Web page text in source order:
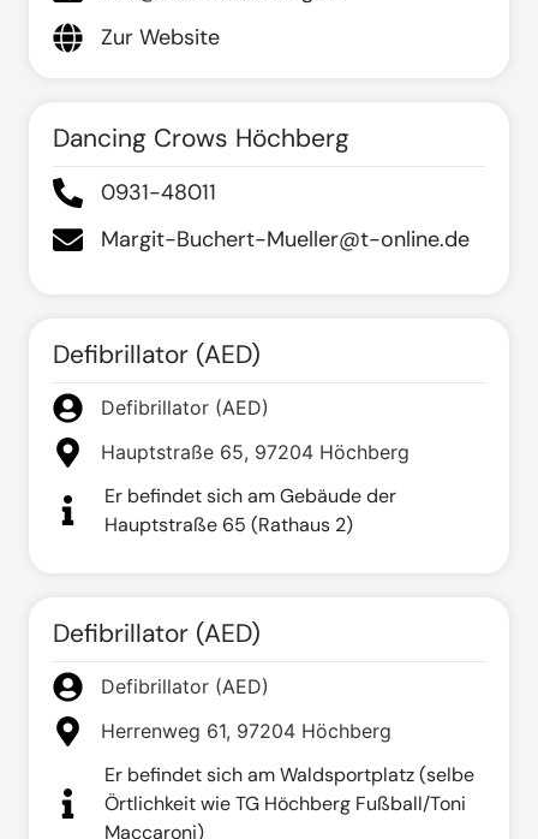
Zur Website
Dancing Crows Höchberg
0931-48011
Margit-Buchert-Mueller@t-online.de
Defibrillator (AED)
Defibrillator (AED)
Hauptstraße 65, 97204 Höchberg
Er befindet sich am Gebäude der
Hauptstraße 65 (Rathaus 2)
Defibrillator (AED)
Defibrillator (AED)
Herrenweg 61, 97204 Höchberg
Er befindet sich am Waldsportplatz (selbe
Örtlichkeit wie TG Höchberg Fußball/Toni
Maccaroni)